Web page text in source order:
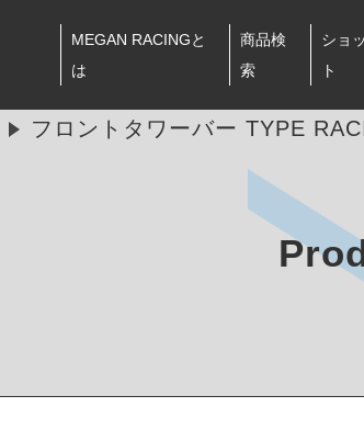
MEGAN RACINGと
は
商品検
索
ショ
ト
フロントタワーバー TYPE